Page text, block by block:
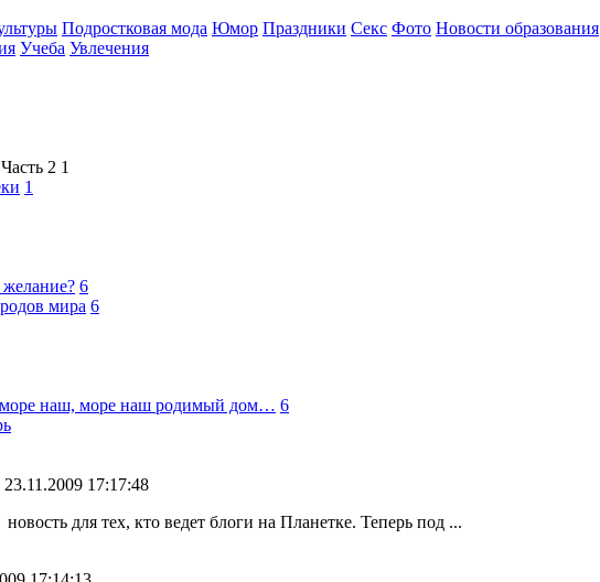
Подростковая мода Юмор Праздники Секс Фото Новости образования
Учеба Увлечения
2 1
1
желание? 6
мира 6
наш, море наш родимый дом… 6
23.11.2009 17:17:48
новость для тех, кто ведет блоги на Планетке. Теперь под ...